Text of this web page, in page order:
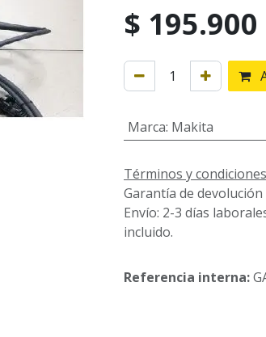
$ 195.900
Marca: Makita
Términos y condiciones
Garantía de devolución
Envío: 2-3 días
incluido.
Referencia interna: